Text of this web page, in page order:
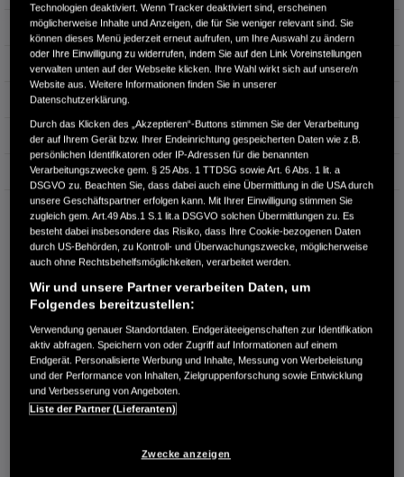
Türen 4
Leistung 96 kW / 131 PS
Hubraum
Erstzulassung 02.2022
Bauart SUV
AUTOHAUS GÖPEL GMBH
Halberstädter Straße 170
39112 Magdeburg
RUFEN SIE UNS AN:
+49 (0) 391/ 60 87 60
Route planen
Händlerbestand anzeigen
Dealer Website anzeigen
Händler kontaktieren
Technologien deaktiviert. Wenn Tracker deaktiviert sind, erscheinen
möglicherweise Inhalte und Anzeigen, die für Sie weniger relevant sind. Sie
können dieses Menü jederzeit erneut aufrufen, um Ihre Auswahl zu ändern
oder Ihre Einwilligung zu widerrufen, indem Sie auf den Link Voreinstellungen
verwalten unten auf der Webseite klicken. Ihre Wahl wirkt sich auf unsere/n
Website aus. Weitere Informationen finden Sie in unserer
Datenschutzerklärung.
Durch das Klicken des „Akzeptieren“-Buttons stimmen Sie der Verarbeitung
der auf Ihrem Gerät bzw. Ihrer Endeinrichtung gespeicherten Daten wie z.B.
persönlichen Identifikatoren oder IP-Adressen für die benannten
Verarbeitungszwecke gem. § 25 Abs. 1 TTDSG sowie Art. 6 Abs. 1 lit. a
DSGVO zu. Beachten Sie, dass dabei auch eine Übermittlung in die USA durch
unsere Geschäftspartner erfolgen kann. Mit Ihrer Einwilligung stimmen Sie
zugleich gem. Art.49 Abs.1 S.1 lit.a DSGVO solchen Übermittlungen zu. Es
besteht dabei insbesondere das Risiko, dass Ihre Cookie-bezogenen Daten
durch US-Behörden, zu Kontroll- und Überwachungszwecke, möglicherweise
auch ohne Rechtsbehelfsmöglichkeiten, verarbeitet werden.
Wir und unsere Partner verarbeiten Daten, um
Folgendes bereitzustellen:
Verwendung genauer Standortdaten. Endgeräteeigenschaften zur Identifikation
aktiv abfragen. Speichern von oder Zugriff auf Informationen auf einem
Endgerät. Personalisierte Werbung und Inhalte, Messung von Werbeleistung
und der Performance von Inhalten, Zielgruppenforschung sowie Entwicklung
und Verbesserung von Angeboten.
Liste der Partner (Lieferanten)
Zwecke anzeigen